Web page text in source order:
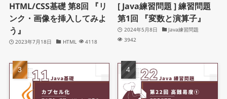
HTML/CSS基礎 第8回 『リ
ンク・画像を挿入してみよ
う』
2023年7月18日 HTML 4118
[ Java練習問題 ] 練習問題
第1回 『変数と演算子』
2024年5月8日
Java練習問題
3942